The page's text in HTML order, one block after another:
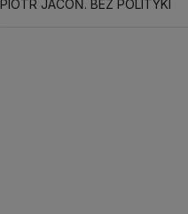
PIOTR JACOŃ. BEZ POLITYKI